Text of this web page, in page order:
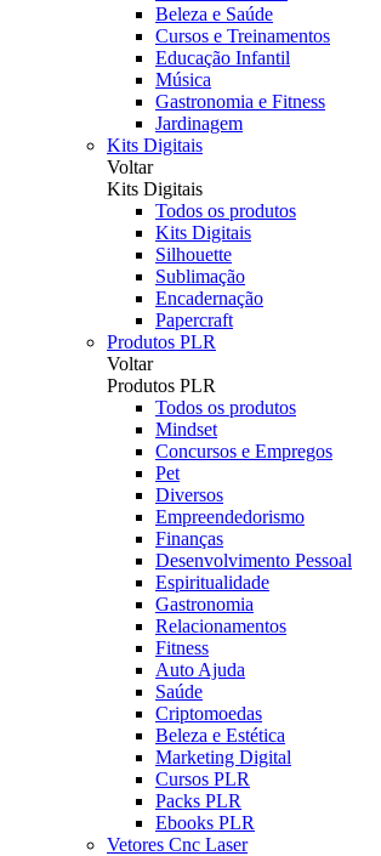
Beleza e Saúde
Cursos e Treinamentos
Educação Infantil
Música
Gastronomia e Fitness
Jardinagem
Kits Digitais
Voltar
Kits Digitais
Todos os produtos
Kits Digitais
Silhouette
Sublimação
Encadernação
Papercraft
Produtos PLR
Voltar
Produtos PLR
Todos os produtos
Mindset
Concursos e Empregos
Pet
Diversos
Empreendedorismo
Finanças
Desenvolvimento Pessoal
Espiritualidade
Gastronomia
Relacionamentos
Fitness
Auto Ajuda
Saúde
Criptomoedas
Beleza e Estética
Marketing Digital
Cursos PLR
Packs PLR
Ebooks PLR
Vetores Cnc Laser